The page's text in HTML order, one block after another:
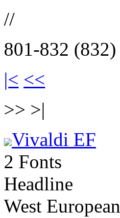
//
801-832 (832)
|< <<
>> >|
Vivaldi EF
2 Fonts
Headline
West European